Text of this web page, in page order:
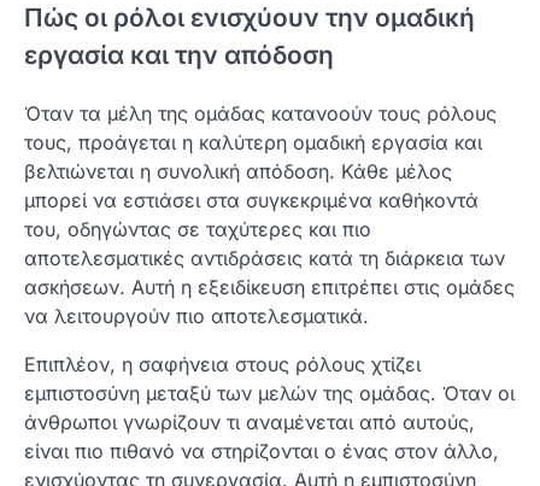
Πώς οι ρόλοι ενισχύουν την ομαδική
εργασία και την απόδοση
Όταν τα μέλη της ομάδας κατανοούν τους ρόλους
τους, προάγεται η καλύτερη ομαδική εργασία και
βελτιώνεται η συνολική απόδοση. Κάθε μέλος
μπορεί να εστιάσει στα συγκεκριμένα καθήκοντά
του, οδηγώντας σε ταχύτερες και πιο
αποτελεσματικές αντιδράσεις κατά τη διάρκεια των
ασκήσεων. Αυτή η εξειδίκευση επιτρέπει στις ομάδες
να λειτουργούν πιο αποτελεσματικά.
Επιπλέον, η σαφήνεια στους ρόλους χτίζει
εμπιστοσύνη μεταξύ των μελών της ομάδας. Όταν οι
άνθρωποι γνωρίζουν τι αναμένεται από αυτούς,
είναι πιο πιθανό να στηρίζονται ο ένας στον άλλο,
ενισχύοντας τη συνεργασία. Αυτή η εμπιστοσύνη